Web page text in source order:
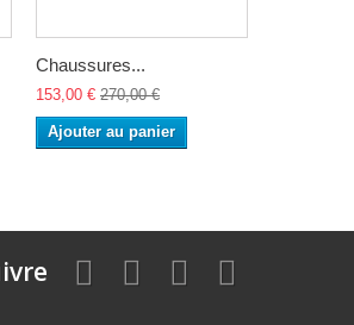
Chaussures...
153,00 € 270,00 €
Ajouter au panier